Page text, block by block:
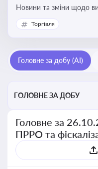
Новини та зміни щодо
розрахункових операцій, аналіз законодавства про
РРО, позиції ДПС та
Торгівля
Головне за добу (AI)
ГОЛОВНЕ ЗА ДОБУ
Головне за
ПРРО та